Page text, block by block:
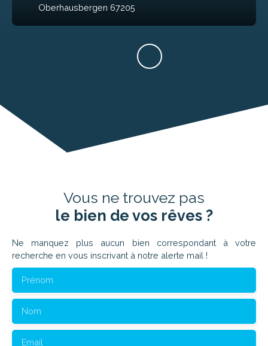
Oberhausbergen 67205
Vous ne trouvez pas
le bien de vos rêves ?
Ne manquez plus aucun bien correspondant à votre
recherche en vous inscrivant à notre alerte mail !
Prénom
Nom
Email